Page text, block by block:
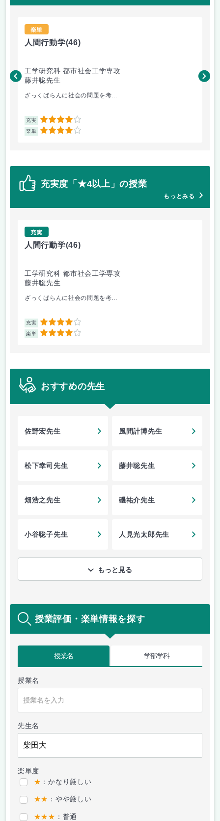
楽単
人間行動学(46)
工学研究科 都市社会工学専攻
藤井聡先生
ざっくばらんに社会の問題を考...
充実 4
楽単 4
藤
充実度「★4以上」の授業
もっとみる
充実
人間行動学(46)
工学研究科 都市社会工学専攻
藤井聡先生
ざっくばらんに社会の問題を考...
充実 4
楽単 4
おすすめの先生
佐野宏先生 風間計博先生
松下幸司先生 藤井聡先生
畑浩之先生 磯祐介先生
小谷聡子先生 人見光太郎先生
もっと見る
授業評価・楽単情報を探す
授業名 学部学科
授業名
先生名
楽単度
★ ：かなり厳しい
★★ ：やや厳しい
★★★ ：普通